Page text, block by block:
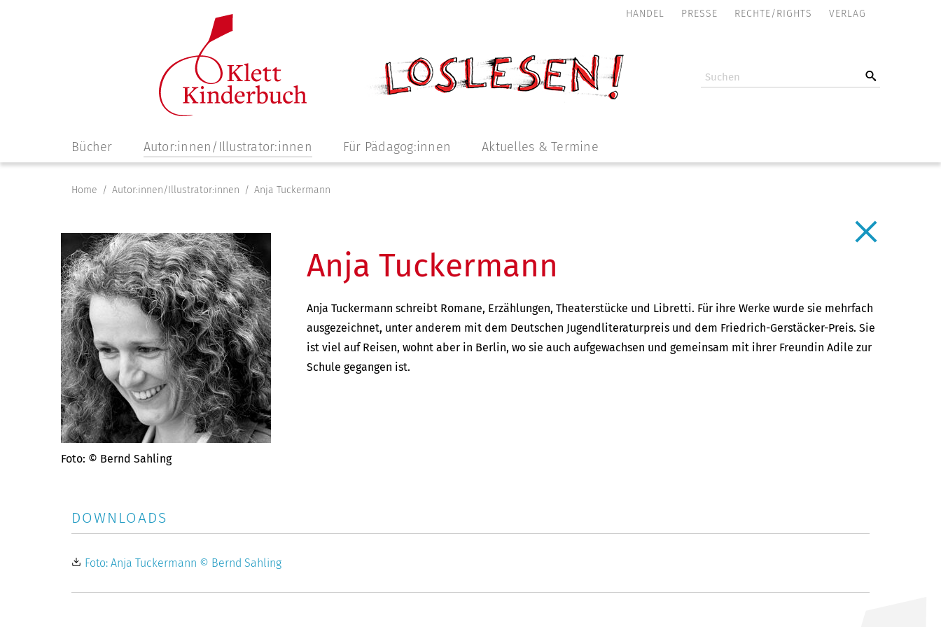
NAVIGATION
HANDEL PRESSE RECHTE/RIGHTS VERLAG
Navigation
überspringen
Bücher Autor:innen/Illustrator:innen Für Pädagog:innen Aktuelles & Termine
Home Autor:innen/Illustrator:innen Anja Tuckermann
Foto: © Bernd Sahling
Anja Tuckermann
Anja Tuckermann schreibt Romane, Erzählungen, Theaterstücke und Libretti. Für ihre Werke wurde sie mehrfach
ausgezeichnet, unter anderem mit dem Deutschen Jugendliteraturpreis und dem Friedrich-Gerstäcker-Preis. Sie
ist viel auf Reisen, wohnt aber in Berlin, wo sie auch aufgewachsen und gemeinsam mit ihrer Freundin Adile zur
Schule gegangen ist.
DOWNLOADS
Foto: Anja Tuckermann © Bernd Sahling